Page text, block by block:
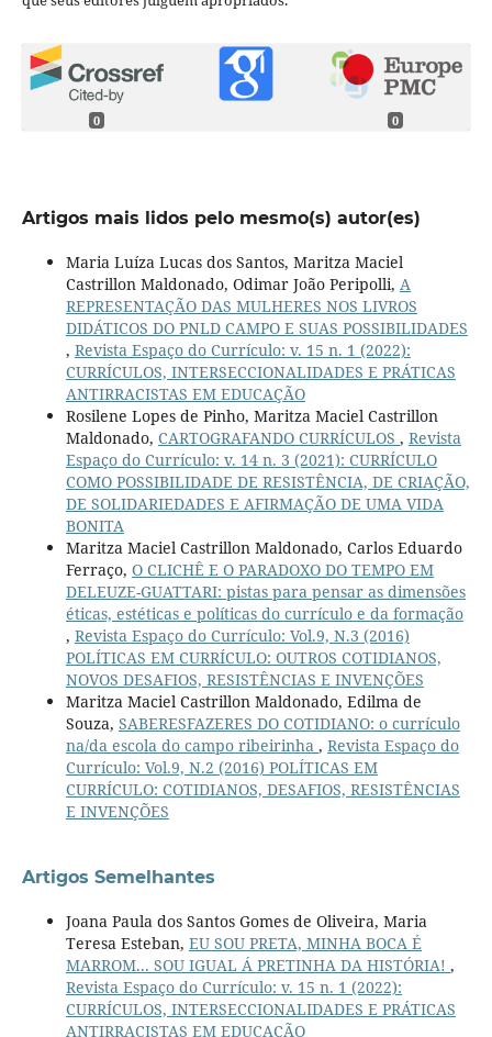
0 0
Artigos mais lidos pelo mesmo(s) autor(es)
Maria Luíza Lucas dos Santos, Maritza Maciel
Castrillon Maldonado, Odimar João Peripolli, A
REPRESENTAÇÃO DAS MULHERES NOS LIVROS
DIDÁTICOS DO PNLD CAMPO E SUAS POSSIBILIDADES
, Revista Espaço do Currículo: v. 15 n. 1 (2022):
CURRÍCULOS, INTERSECCIONALIDADES E PRÁTICAS
ANTIRRACISTAS EM EDUCAÇÃO
Rosilene Lopes de Pinho, Maritza Maciel Castrillon
Maldonado, CARTOGRAFANDO CURRÍCULOS , Revista
Espaço do Currículo: v. 14 n. 3 (2021): CURRÍCULO
COMO POSSIBILIDADE DE RESISTÊNCIA, DE CRIAÇÃO,
DE SOLIDARIEDADES E AFIRMAÇÃO DE UMA VIDA
BONITA
Maritza Maciel Castrillon Maldonado, Carlos Eduardo
Ferraço, O CLICHÊ E O PARADOXO DO TEMPO EM
DELEUZE-GUATTARI: pistas para pensar as dimensões
éticas, estéticas e políticas do currículo e da formação
, Revista Espaço do Currículo: Vol.9, N.3 (2016)
POLÍTICAS EM CURRÍCULO: OUTROS COTIDIANOS,
NOVOS DESAFIOS, RESISTÊNCIAS E INVENÇÕES
Maritza Maciel Castrillon Maldonado, Edilma de
Souza, SABERESFAZERES DO COTIDIANO: o currículo
na/da escola do campo ribeirinha , Revista Espaço do
Currículo: Vol.9, N.2 (2016) POLÍTICAS EM
CURRÍCULO: COTIDIANOS, DESAFIOS, RESISTÊNCIAS
E INVENÇÕES
Artigos Semelhantes
Joana Paula dos Santos Gomes de Oliveira, Maria
Teresa Esteban, EU SOU PRETA, MINHA BOCA É
MARROM... SOU IGUAL Á PRETINHA DA HISTÓRIA! ,
Revista Espaço do Currículo: v. 15 n. 1 (2022):
CURRÍCULOS, INTERSECCIONALIDADES E PRÁTICAS
ANTIRRACISTAS EM EDUCAÇÃO